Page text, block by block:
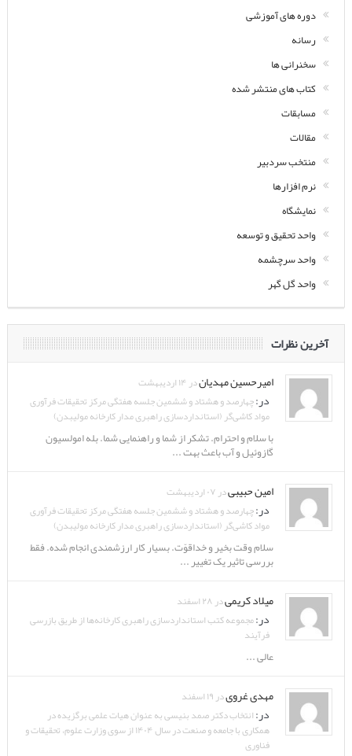
دوره های آموزشی
رسانه
سخنرانی ها
کتاب های منتشر شده
مسابقات
مقالات
منتخب سردبیر
نرم افزارها
نمایشگاه
واحد تحقیق و توسعه
واحد سرچشمه
واحد گل گهر
آخرین نظرات
امیرحسین مهدیاندر ۱۴ اردیبهشت
در:چهارصد و هشتاد و ششمین جلسه هفتگی مرکز تحقیقات فرآوری
مواد کاشی‌گر (استانداردسازی راهبری مدار کارخانه مولیبدن)
با سلام و احترام. تشکر از شما و راهنمایی شما. بله امولسیون
گازوئیل و آب باعث بهت ...
امین حبیبیدر ۰۷ اردیبهشت
در:چهارصد و هشتاد و ششمین جلسه هفتگی مرکز تحقیقات فرآوری
مواد کاشی‌گر (استانداردسازی راهبری مدار کارخانه مولیبدن)
سلام وقت بخیر و خداقوّت. بسیار کار ارزشمندی انجام شده. فقط
بررسی تاثیر یک تغییر ...
میلاد کریمیدر ۲۸ اسفند
در:مجموعه کتب استانداردسازی راهبری کارخانه‌ها از طریق بازرسی
فرآیند
عالی ...
مهدی غرویدر ۱۹ اسفند
در:انتخاب دکتر صمد بنیسی به عنوان هیات علمی برگزیده در
همکاری با جامعه و صنعت در سال ۱۴۰۴ از سوی وزارت علوم، تحقیقات و
فناوری